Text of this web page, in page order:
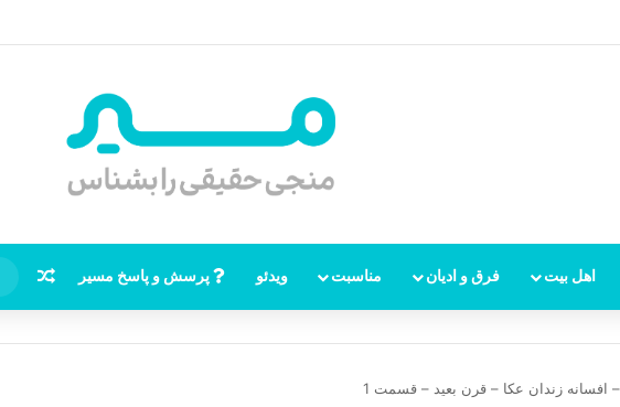
کجا ظهور می‌کند؟ محل ظهور امام زمان، نقشه راه ظهور از مکه تا پایتختی کوفه
اهل بیت فرق و ادیان مناسبت ویدئو پرسش و پاسخ مسیر
افسانه زندان عکا – قرن بعید – قسمت 1